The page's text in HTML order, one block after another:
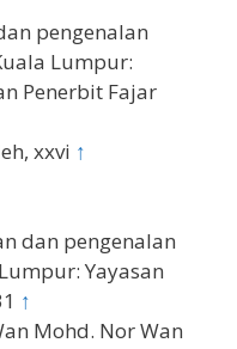
pengenalan
Lumpur:
Penerbit Fajar
xxvi ↑
dan pengenalan
Yayasan
↑
Mohd. Nor Wan